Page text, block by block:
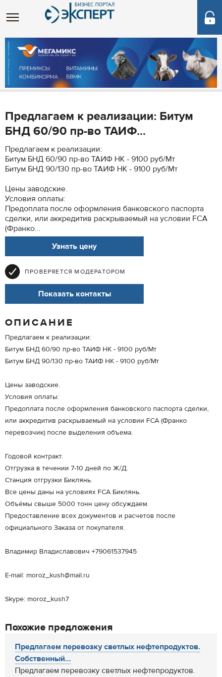
Предлагаем к реализации: Битум
БНД 60/90 пр-во ТАИФ...
Предлагаем к реализации:
Битум БНД 60/90 пр-во ТАИФ НК - 9100 руб/Мт
Битум БНД 90/130 пр-во ТАИФ НК - 9100 руб/Мт
Цены заводские.
Условия оплаты:
Предоплата после оформления банковского паспорта
сделки, или аккредитив раскрываемый на условии FCA
(Франко...
Узнать цену
ПРОВЕРЯЕТСЯ МОДЕРАТОРОМ
Показать контакты
ОПИСАНИЕ
Предлагаем к реализации:
Битум БНД 60/90 пр-во ТАИФ НК - 9100 руб/Мт
Битум БНД 90/130 пр-во ТАИФ НК - 9100 руб/Мт
Цены заводские.
Условия оплаты:
Предоплата после оформления банковского паспорта сделки,
или аккредитив раскрываемый на условии FCA (Франко
перевозчик) после выделения объема.
Годовой контракт.
Отгрузка в течении 7-10 дней по Ж/Д.
Станция отгрузки Биклянь.
Все цены даны на условиях FCA Биклянь.
Объёмы свыше 5000 тонн цену обсуждаем.
Предоставление всех документов и расчетов после
официального Заказа от покупателя.
Владимир Владиславович +79061537945
E-mail: moroz_kush@mail.ru
Skype: moroz_kush7
Похожие предложения
Предлагаем перевозку светлых нефтепродуктов.
Собственный...
Предлагаем перевозку светлых нефтепродуктов.